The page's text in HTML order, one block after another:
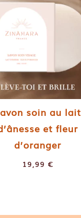
soin au lait
et fleur
d’oranger
19,99 €